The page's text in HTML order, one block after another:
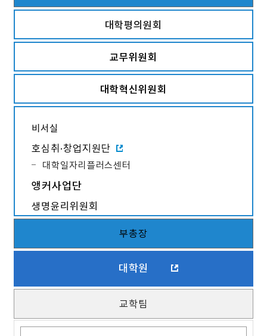
대학평의원회
교무위원회
대학혁신위원회
비서실
호심취·창업지원단
대학일자리플러스센터
앵커사업단
생명윤리위원회
부총장
대학원
교학팀